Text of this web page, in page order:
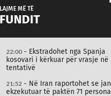
LAJME MË TË
FUNDIT
22:00- Ekstradohet nga Spanja
kosovari i kërkuar për vrasje në
tentativë
21:52 - Në Iran raportohet se
ekzekutuar të paktën 71